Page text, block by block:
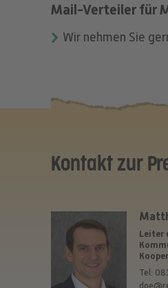
Mail-Verteiler für
Wir nehmen Sie
Kontakt zur
Leiter
Tel: